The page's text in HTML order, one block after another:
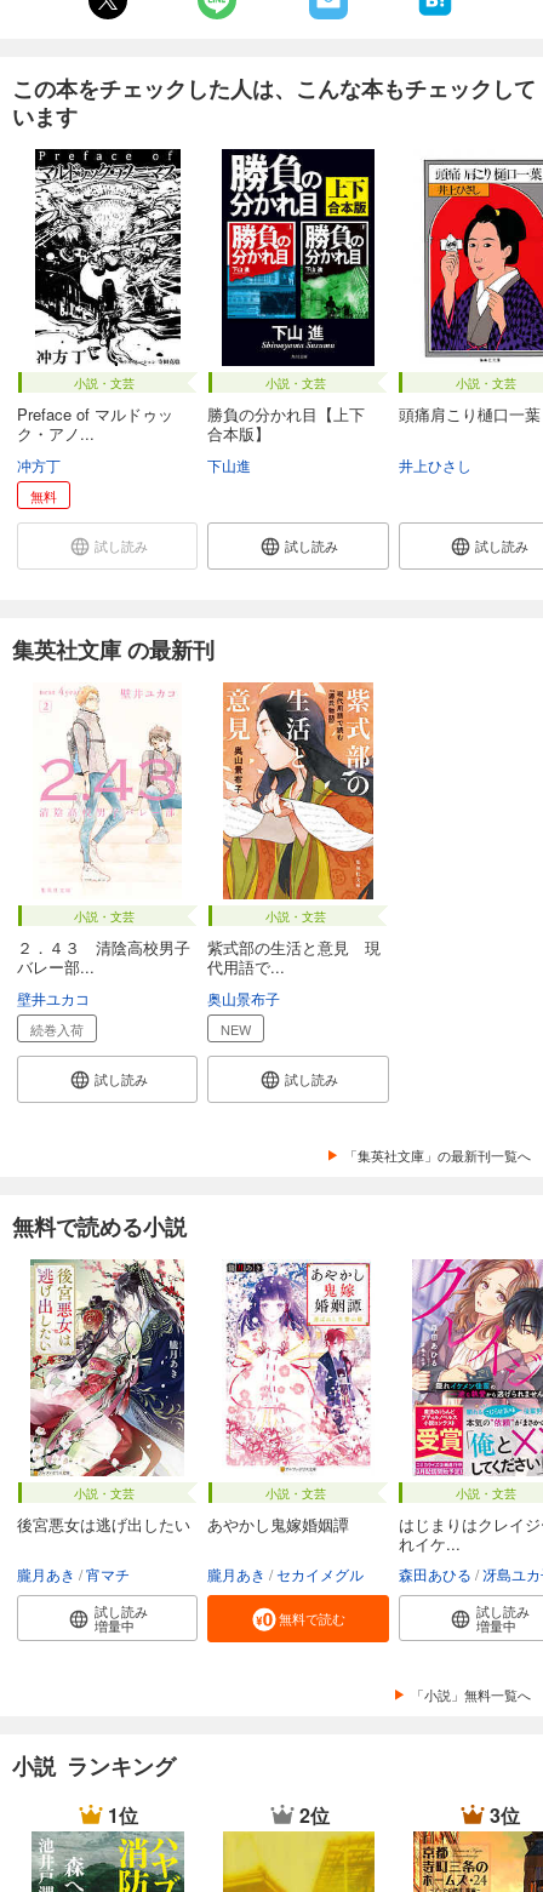
この本をチェックした人は、こんな本もチェックして
います
小説・文芸
Preface of マルドゥッ
ク・アノ...
冲方丁
無料
試し読み
小説・文芸
勝負の分かれ目【上下
合本版】
下山進
試し読み
小説・文芸
頭痛肩こり樋口一葉
井上ひさし
試し読み
集英社文庫 の最新刊
小説・文芸
２．４３ 清陰高校男子
バレー部...
壁井ユカコ
続巻入荷
試し読み
小説・文芸
紫式部の生活と意見 現
代用語で...
奥山景布子
NEW
試し読み
「集英社文庫」の最新刊一覧へ
無料で読める小説
小説・文芸
後宮悪女は逃げ出したい
朧月あき 宵マチ
試し読み
増量中
小説・文芸
あやかし鬼嫁婚姻譚
朧月あき セカイメグル
無料で読む
小説・文芸
はじまりはクレイ
れイケ...
森田あひる 冴島ユ
試し読み
増量中
「小説」無料一覧へ
小説 ランキング
1位 2位 3位